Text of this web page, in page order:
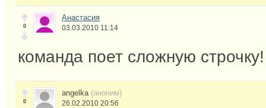
0
Анастасия
03.03.2010 11:14
команда поет сложную строчку!
0
angelka (аноним)
26.02.2010 20:56